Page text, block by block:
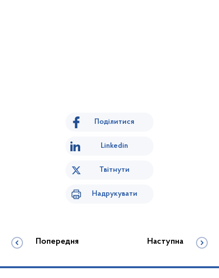
Поділитися
Linkedin
Твітнути
Надрукувати
Попередня Наступна